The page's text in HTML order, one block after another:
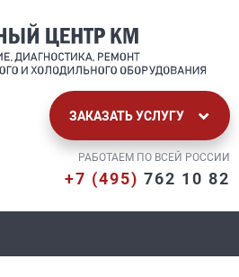
ЗАКАЗАТЬ УСЛУГУ
РАБОТАЕМ ПО ВСЕЙ РОССИИ
+7 (495) 762 10 82